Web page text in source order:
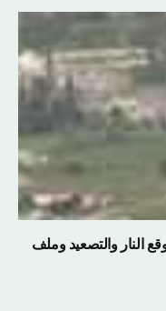
النار والتصعيد وملف